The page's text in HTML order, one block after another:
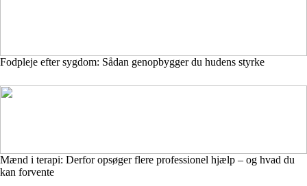
Fodpleje efter sygdom: Sådan genopbygger du hudens styrke
Mænd i terapi: Derfor opsøger flere professionel hjælp – og hvad du
kan forvente